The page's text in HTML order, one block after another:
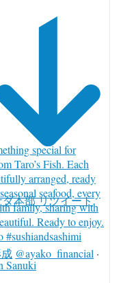
本部 リツイート
@ayako_financial ·
Sanuki